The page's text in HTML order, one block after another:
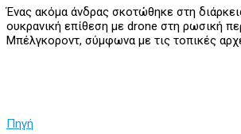
Ένας ακόμα άνδρας σκοτώθηκε στη
ουκρανική επίθεση με drone στη ρωσική
Μπέλγκοροντ, σύμφωνα με τις τοπικές
Πηγή